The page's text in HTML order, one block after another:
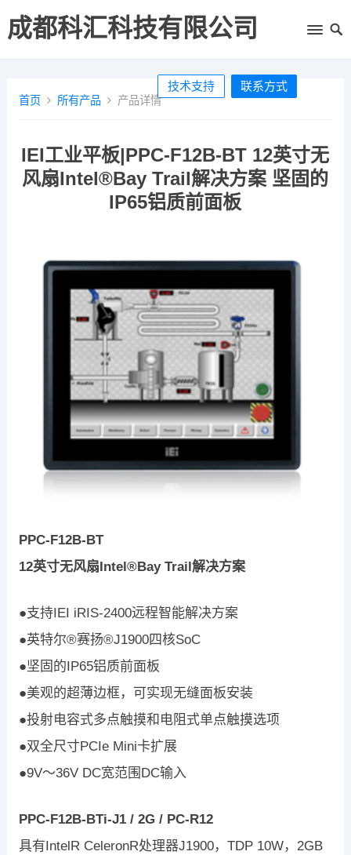
成都科汇科技有限公司
技术支持 联系方式
首页 所有产品 产品详情
IEI工业平板|PPC-F12B-BT 12英寸无
风扇Intel®Bay Trail解决方案 坚固的
IP65铝质前面板
PPC-F12B-BT
12英寸无风扇Intel®Bay Trail解决方案
●支持IEI iRIS-2400远程智能解决方案
●英特尔®赛扬®J1900四核SoC
●坚固的IP65铝质前面板
●美观的超薄边框，可实现无缝面板安装
●投射电容式多点触摸和电阻式单点触摸选项
●双全尺寸PCIe Mini卡扩展
●9V〜36V DC宽范围DC输入
PPC-F12B-BTi-J1 / 2G / PC-R12
具有IntelR CeleronR处理器J1900，TDP 10W，2GB